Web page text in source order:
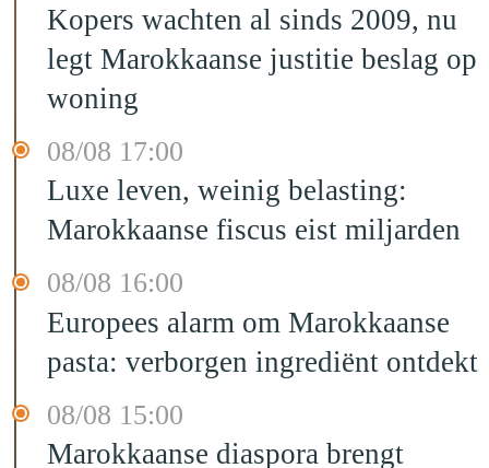
Kopers wachten al sinds 2009, nu
legt Marokkaanse justitie beslag op
woning
08/08 17:00
Luxe leven, weinig belasting:
Marokkaanse fiscus eist miljarden
08/08 16:00
Europees alarm om Marokkaanse
pasta: verborgen ingrediënt ontdekt
08/08 15:00
Marokkaanse diaspora brengt